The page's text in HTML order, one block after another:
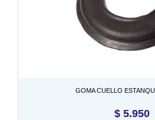
GOMA CUELLO
$ 5.950